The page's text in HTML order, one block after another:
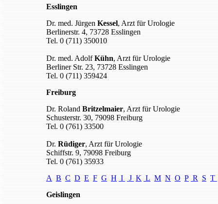
Esslingen
Dr. med. Jürgen Kessel, Arzt für Urologie
Berlinerstr. 4, 73728 Esslingen
Tel. 0 (711) 350010
Dr. med. AdolfKühn, Arzt für Urologie
Berliner Str. 23, 73728 Esslingen
Tel. 0 (711) 359424
Freiburg
Dr. Roland Britzelmaier, Arzt für Urologie
Schusterstr. 30, 79098 Freiburg
Tel. 0 (761) 33500
Dr. Rüdiger, Arzt für Urologie
Schiffstr. 9, 79098 Freiburg
Tel. 0 (761) 35933
A B C D E F G H I J K L M N O P R S T
Geislingen